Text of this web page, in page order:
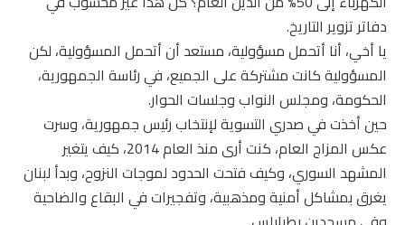
دفاتر تزوير التاريخ.
يا أخي، أنا أتحمل مسؤولية، مستعد أن أتحمل المسؤولية، لكن
المسؤولية كانت مشتركة على الجميع، في رئاسة الجمهورية،
الحكومة، ومجلس النواب وجلسات الحوار.
حين أخذت في صدري التسوية لإنتخاب رئيس جمهورية، وسرت
عكس المزاج العام، كنت أرى منذ العام 2014، كيف يتغير
المشهد السوري، وكيف فتحت الحدود لموجات النزوح، وبدأ لبنان
يغرق بمشاكل أمنية ومذهبية، وتفجيرات في البقاع والضاحية